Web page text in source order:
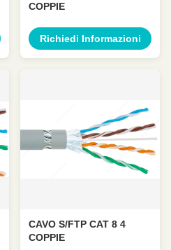
COPPIE
Richiedi Informazioni
CAVO S/FTP CAT 8 4
COPPIE